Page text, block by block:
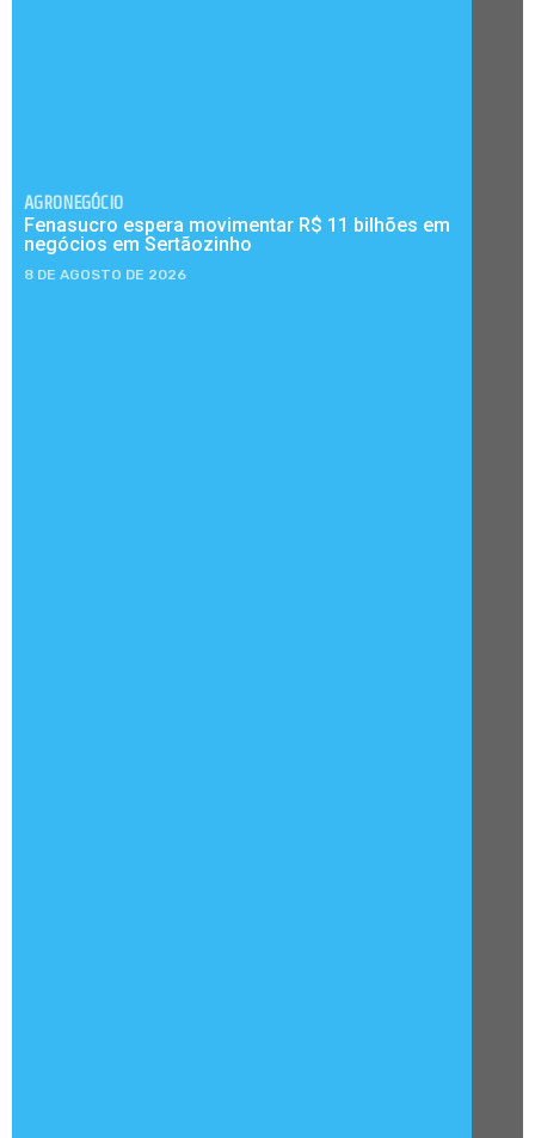
AGRONEGÓCIO
Fenasucro espera movimentar R$ 11 bilhões em
negócios em Sertãozinho
8 DE AGOSTO DE 2026